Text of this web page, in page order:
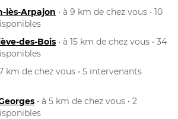
lès-Arpajon • à 9 km de chez vous • 10
des-Bois • à 15 km de chez vous • 34
7 km de chez vous • 5 intervenants
• à 5 km de chez vous • 2